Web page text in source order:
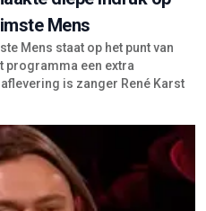
Mens
Mens staat op het punt van
programma een extra
is zanger René Karst